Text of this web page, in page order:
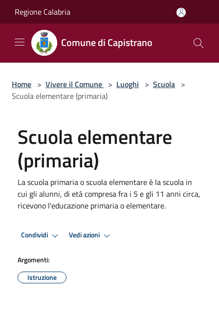
Regione Calabria
Comune di Capistrano
Home > Vivere il Comune > Luoghi > Scuola >
Scuola elementare (primaria)
Scuola elementare
(primaria)
La scuola primaria o scuola elementare è la scuola in
cui gli alunni, di età compresa fra i 5 e gli 11 anni circa,
ricevono l'educazione primaria o elementare.
Condividi Vedi azioni
Argomenti:
Istruzione